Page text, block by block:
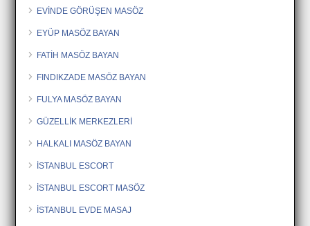
EVİNDE GÖRÜŞEN MASÖZ
EYÜP MASÖZ BAYAN
FATİH MASÖZ BAYAN
FINDIKZADE MASÖZ BAYAN
FULYA MASÖZ BAYAN
GÜZELLİK MERKEZLERİ
HALKALI MASÖZ BAYAN
İSTANBUL ESCORT
İSTANBUL ESCORT MASÖZ
İSTANBUL EVDE MASAJ